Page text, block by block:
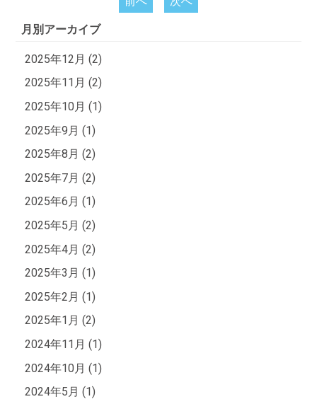
月別アーカイブ
2025年12月 (2)
2025年11月 (2)
2025年10月 (1)
2025年9月 (1)
2025年8月 (2)
2025年7月 (2)
2025年6月 (1)
2025年5月 (2)
2025年4月 (2)
2025年3月 (1)
2025年2月 (1)
2025年1月 (2)
2024年11月 (1)
2024年10月 (1)
2024年5月 (1)